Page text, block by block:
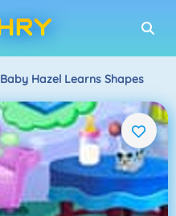
Baby Hazel Learns Shapes